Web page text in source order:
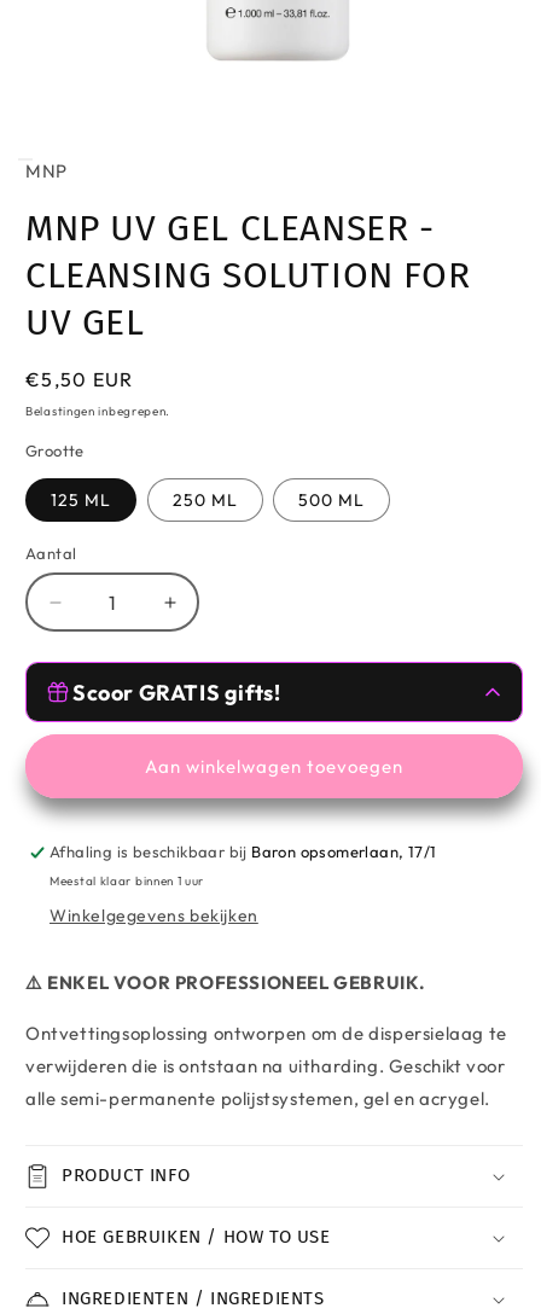
in
MNP
MNP UV GEL CLEANSER -
CLEANSING SOLUTION FOR
UV GEL
Normale
prijs
€5,50 EUR
Belastingen inbegrepen.
Grootte
125 ML 250 ML 500 ML
Aantal
Aantal
verlagen
voor
MNP
GEL
CLEANSER
CLEANSING
SOLUTION
UV
GEL
Aantal
verhogen
voor
MNP
GEL
CLEANSER
CLEANSING
SOLUTION
UV
GEL
Scoor GRATIS gifts!
Free Gifts 🥰
Kies nog voor€59.00uitMESAUDA,
TOMVMAKEUPcollectie voor een gift!
Free Gifts 🥰
Kies nog voor €99.00uitMESAUDA ,
TOMVMAKEUP
Aan winkelwagen toevoegen
Afhaling is beschikbaar bij Baron opsomerlaan, 17/1
Meestal klaar binnen 1 uur
Winkelgegevens bekijken
⚠️ ENKEL VOOR PROFESSIONEEL GEBRUIK.
Ontvettingsoplossing ontworpen om de dispersielaag te
verwijderen die is ontstaan ​​na uitharding. Geschikt voor
alle semi-permanente polijstsystemen, gel en acrygel.
PRODUCT INFO
HOE GEBRUIKEN / HOW TO USE
INGREDIENTEN / INGREDIENTS